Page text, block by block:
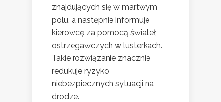
znajdujących się w martwym
polu, a następnie informuje
kierowcę za pomocą świateł
ostrzegawczych w lusterkach.
Takie rozwiązanie znacznie
redukuje ryzyko
niebezpiecznych sytuacji na
drodze.